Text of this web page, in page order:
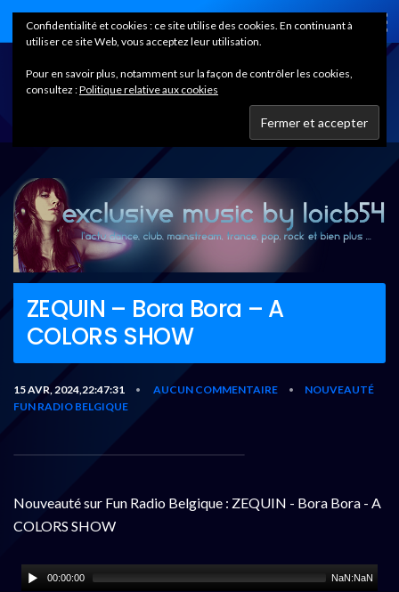
Home
ZEQUIN – Bora Bora – A
COLORS SHOW
15 AVR, 2024,22:47:31 • AUCUN COMMENTAIRE •
NOUVEAUTÉ
FUN RADIO BELGIQUE
Nouveauté sur Fun Radio Belgique : ZEQUIN - Bora Bora - A
COLORS SHOW
00:00:00 NaN:NaN
Confidentialité et cookies : ce site utilise des cookies. En continuant à
utiliser ce site Web, vous acceptez leur utilisation.
Pour en savoir plus, notamment sur la façon de contrôler les cookies,
consultez :Politique relative aux cookies